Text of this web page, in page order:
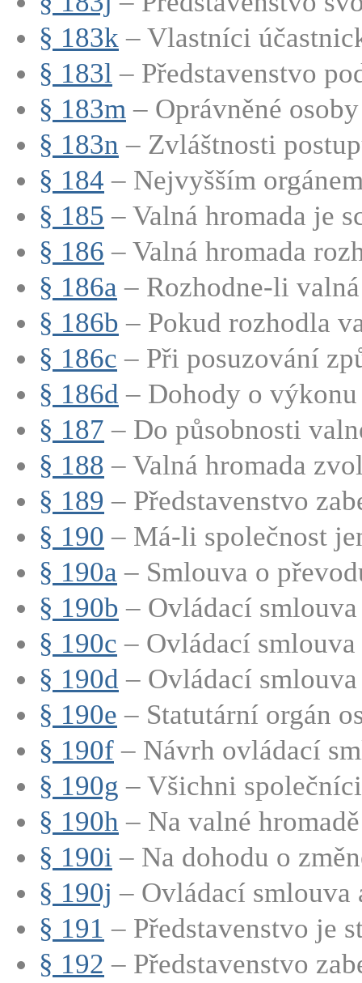
§ 183k – Vlastníci
§ 183l – Představenstvo
§ 183m – Oprávněné
§ 183n – Zvláštnosti
§ 184 – Nejvyšším
§ 185 – Valná hromada je
§ 186 – Valná hromada
§ 186a – Rozhodne-li
§ 186b – Pokud rozhodla
§ 186c – Při posuzování
§ 186d – Dohody o
§ 187 – Do působnosti
§ 188 – Valná hromada
§ 189 – Představenstvo
§ 190 – Má-li společnost
§ 190a – Smlouva o
§ 190b – Ovládací smlouva
§ 190c – Ovládací
§ 190d – Ovládací
§ 190e – Statutární orgán
§ 190f – Návrh ovládací
§ 190g – Všichni
§ 190h – Na valné
§ 190i – Na dohodu o
§ 190j – Ovládací smlouva
§ 191 – Představenstvo je
§ 192 – Představenstvo